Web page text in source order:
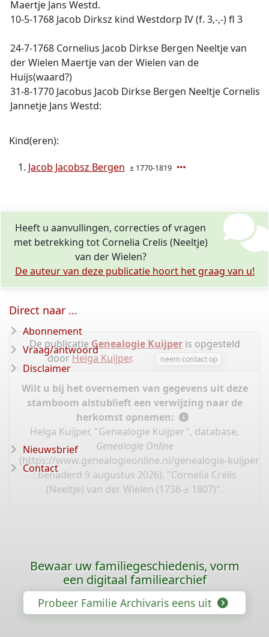
Maertje Jans Westd.
10-5-1768 Jacob Dirksz kind Westdorp IV (f. 3,-,-) fl 3
24-7-1768 Cornelius Jacob Dirkse Bergen Neeltje van
der Wielen Maertje van der Wielen van de
Huijs(waard?)
31-8-1770 Jacobus Jacob Dirkse Bergen Neeltje Cornelis
Jannetje Jans Westd:
Kind(eren):
Jacob Jacobsz Bergen ± 1770-1819
Heeft u aanvullingen, correcties of vragen
met betrekking tot Cornelia Crelis (Neeltje)
van der Wielen?
De auteur van deze publicatie hoort het graag van u!
De publicatie Genealogie Kuijperis opgesteld
door Helga Kuijper. neem contact op
Wilt u bij het overnemen van gegevens uit deze
stamboom alstublieft een verwijzing naar de
herkomst opnemen:
Helga Kuijper, "Genealogie Kuijper", database,
Genealogie Online
(https://www.genealogieonline.nl/genealogie-kuijper/
: benaderd 9 augustus 2026), "Cornelia Crelis
(Neeltje) van der Wielen (1736-± 1807)".
Direct naar ...
Abonnement
Vraag/antwoord
Disclaimer
Nieuwsbrief
Contact
Bewaar uw familiegeschiedenis, vorm
een digitaal familiearchief
Probeer Familie Archivaris eens uit